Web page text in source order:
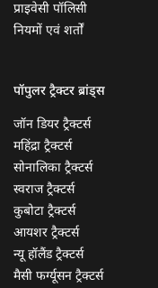
प्राइवेसी पॉलिसी
नियमों एवं शर्तों
पॉपुलर ट्रैक्टर ब्रांड्स
जॉन डियर ट्रैक्टर्स
महिंद्रा ट्रैक्टर्स
सोनालिका ट्रैक्टर्स
स्वराज ट्रैक्टर्स
कुबोटा ट्रैक्टर्स
आयशर ट्रैक्टर्स
न्यू हॉलैंड ट्रैक्टर्स
मैसी फर्ग्यूसन ट्रैक्टर्स